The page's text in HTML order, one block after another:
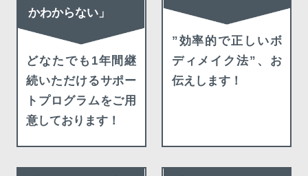
かわからない」
どなたでも1年間継
続いただけるサポー
トプログラムをご用
意しております！
”効率的で正しいボ
ディメイク法”、お
伝えします！